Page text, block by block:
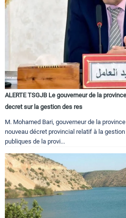
ALERTE TSGJB Le gouverneur de la
decret sur la gestion des res
M. Mohamed Bari, gouverneur de la
nouveau décret provincial relatif à la
publiques de la provi...